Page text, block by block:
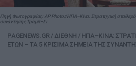
Πηγή Φωτογραφίας: AP Photo//ΗΠΑ–Κίνα: Στρατηγική
συνάντησης Τραμπ–Σι
PAGENEWS.GR / ΔΙΕΘΝΗ / ΗΠΑ–ΚΙΝΑ:
ΕΤΩΝ – ΤΑ 5 ΚΡΙΣΙΜΑ ΣΗΜΕΙΑ ΤΗΣ